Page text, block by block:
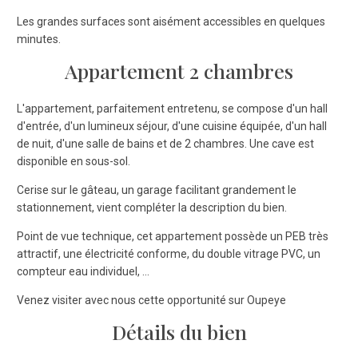
Les grandes surfaces sont aisément accessibles en quelques
minutes.
Appartement 2 chambres
L'appartement, parfaitement entretenu, se compose d'un hall
d'entrée, d'un lumineux séjour, d'une cuisine équipée, d'un hall
de nuit, d'une salle de bains et de 2 chambres. Une cave est
disponible en sous-sol.
Cerise sur le gâteau, un garage facilitant grandement le
stationnement, vient compléter la description du bien.
Point de vue technique, cet appartement possède un PEB très
attractif, une électricité conforme, du double vitrage PVC, un
compteur eau individuel, ...
Venez visiter avec nous cette opportunité sur Oupeye
Détails du bien